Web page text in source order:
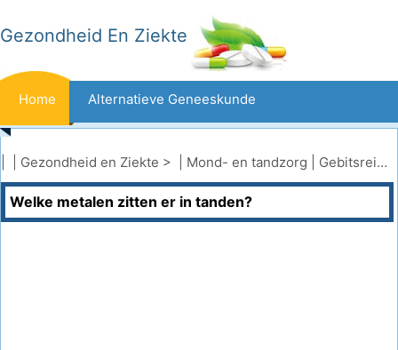
Gezondheid En Ziekte
Home Alternatieve Geneeskunde
Beten En Steken Kanker
Aandoeningen En Behandelingen
Gezondheid en Ziekte > | Mond- en tandzorg Gebitsreiniging
Welke metalen zitten er in tanden?